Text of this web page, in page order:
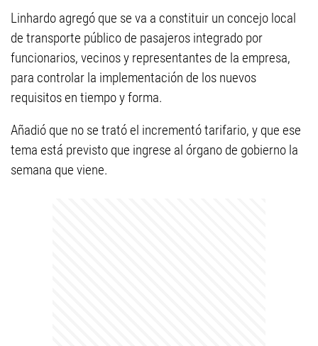
Linhardo agregó que se va a constituir un concejo local
de transporte público de pasajeros integrado por
funcionarios, vecinos y representantes de la empresa,
para controlar la implementación de los nuevos
requisitos en tiempo y forma.
Añadió que no se trató el incrementó tarifario, y que ese
tema está previsto que ingrese al órgano de gobierno la
semana que viene.